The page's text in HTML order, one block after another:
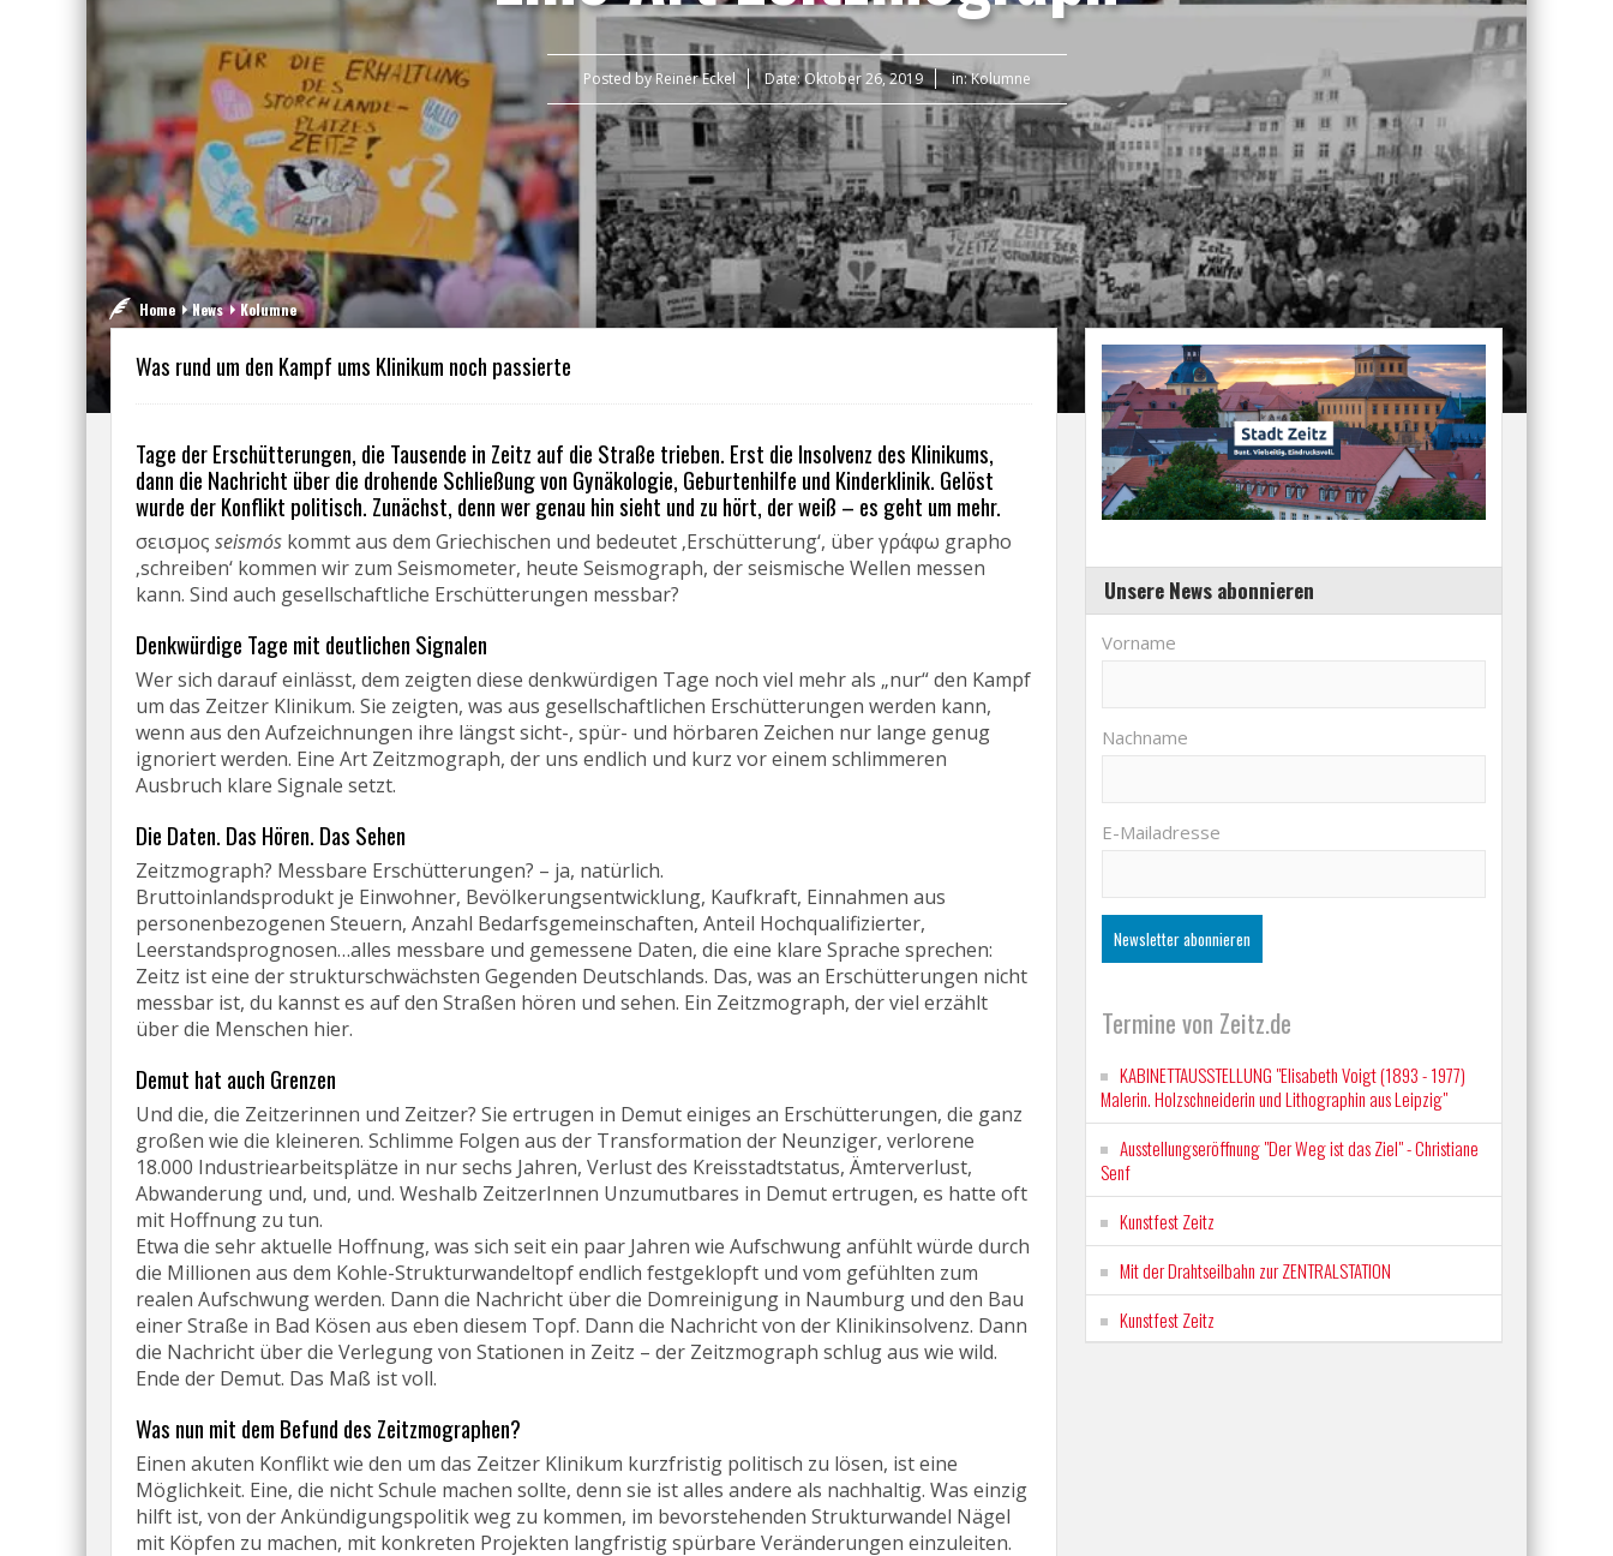
Posted byReiner Eckel Date:Oktober 26, 2019 in:Kolumne
Home News Kolumne
Was rund um den Kampf ums Klinikum noch passierte
Tage der Erschütterungen, die Tausende in Zeitz auf die Straße trieben. Erst die Insolvenz des Klinikums,
dann die Nachricht über die drohende Schließung von Gynäkologie, Geburtenhilfe und Kinderklinik. Gelöst
wurde der Konflikt politisch. Zunächst, denn wer genau hin sieht und zu hört, der weiß – es geht um mehr.
σεισμος seismós kommt aus dem Griechischen und bedeutet ‚Erschütterung‘, über γράφω grapho
‚schreiben‘ kommen wir zum Seismometer, heute Seismograph, der seismische Wellen messen
kann. Sind auch gesellschaftliche Erschütterungen messbar?
Denkwürdige Tage mit deutlichen Signalen
Wer sich darauf einlässt, dem zeigten diese denkwürdigen Tage noch viel mehr als „nur“ den Kampf
um das Zeitzer Klinikum. Sie zeigten, was aus gesellschaftlichen Erschütterungen werden kann,
wenn aus den Aufzeichnungen ihre längst sicht-, spür- und hörbaren Zeichen nur lange genug
ignoriert werden. Eine Art Zeitzmograph, der uns endlich und kurz vor einem schlimmeren
Ausbruch klare Signale setzt.
Die Daten. Das Hören. Das Sehen
Zeitzmograph? Messbare Erschütterungen? – ja, natürlich.
Bruttoinlandsprodukt je Einwohner, Bevölkerungsentwicklung, Kaufkraft, Einnahmen aus
personenbezogenen Steuern, Anzahl Bedarfsgemeinschaften, Anteil Hochqualifizierter,
Leerstandsprognosen…alles messbare und gemessene Daten, die eine klare Sprache sprechen:
Zeitz ist eine der strukturschwächsten Gegenden Deutschlands. Das, was an Erschütterungen nicht
messbar ist, du kannst es auf den Straßen hören und sehen. Ein Zeitzmograph, der viel erzählt
über die Menschen hier.
Demut hat auch Grenzen
Und die, die Zeitzerinnen und Zeitzer? Sie ertrugen in Demut einiges an Erschütterungen, die ganz
großen wie die kleineren. Schlimme Folgen aus der Transformation der Neunziger, verlorene
18.000 Industriearbeitsplätze in nur sechs Jahren, Verlust des Kreisstadtstatus, Ämterverlust,
Abwanderung und, und, und. Weshalb ZeitzerInnen Unzumutbares in Demut ertrugen, es hatte oft
mit Hoffnung zu tun.
Etwa die sehr aktuelle Hoffnung, was sich seit ein paar Jahren wie Aufschwung anfühlt würde durch
die Millionen aus dem Kohle-Strukturwandeltopf endlich festgeklopft und vom gefühlten zum
realen Aufschwung werden. Dann die Nachricht über die Domreinigung in Naumburg und den Bau
einer Straße in Bad Kösen aus eben diesem Topf. Dann die Nachricht von der Klinikinsolvenz. Dann
die Nachricht über die Verlegung von Stationen in Zeitz – der Zeitzmograph schlug aus wie wild.
Ende der Demut. Das Maß ist voll.
Was nun mit dem Befund des Zeitzmographen?
Einen akuten Konflikt wie den um das Zeitzer Klinikum kurzfristig politisch zu lösen, ist eine
Möglichkeit. Eine, die nicht Schule machen sollte, denn sie ist alles andere als nachhaltig. Was einzig
hilft ist, von der Ankündigungspolitik weg zu kommen, im bevorstehenden Strukturwandel Nägel
mit Köpfen zu machen, mit konkreten Projekten langfristig spürbare Veränderungen einzuleiten.
Unsere News abonnieren
Vorname
Nachname
E-Mailadresse
Termine von Zeitz.de
KABINETTAUSSTELLUNG "Elisabeth Voigt (1893 - 1977)
Malerin. Holzschneiderin und Lithographin aus Leipzig"
Ausstellungseröffnung "Der Weg ist das Ziel" - Christiane
Senf
Kunstfest Zeitz
Mit der Drahtseilbahn zur ZENTRALSTATION
Kunstfest Zeitz